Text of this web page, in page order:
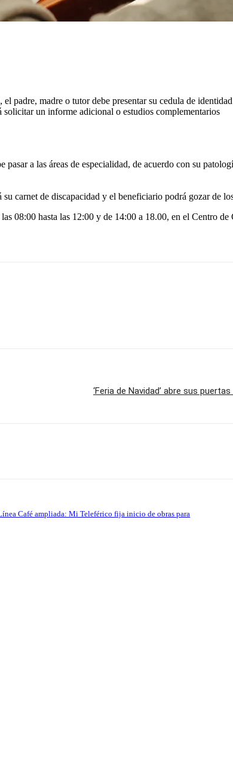
padre, madre o tutor debe presentar su cedula de
un informe adicional o estudios complementarios
a las áreas de especialidad, de acuerdo con su
carnet de discapacidad y el beneficiario podrá gozar de
08:00 hasta las 12:00 y de 14:00 a 18.00, en el Centro de
‘Feria de Navidad’ abre sus
Café ampliada: Mi Teleférico fija inicio de obras para